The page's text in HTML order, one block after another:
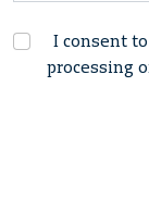
I consent
processing